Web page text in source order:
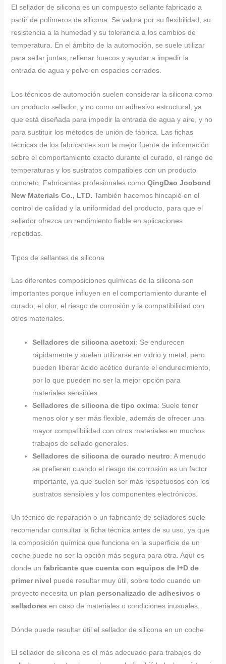
El sellador de silicona es un compuesto sellante fabricado a
partir de polímeros de silicona. Se valora por su flexibilidad, su
resistencia a la humedad y su tolerancia a los cambios de
temperatura. En el ámbito de la automoción, se suele utilizar
para sellar juntas, rellenar huecos y ayudar a impedir la
entrada de agua y polvo en espacios cerrados.
Los técnicos de automoción suelen considerar la silicona como
un producto sellador, y no como un adhesivo estructural, ya
que está diseñada para impedir la entrada de agua y aire, y no
para sustituir los métodos de unión de fábrica. Las fichas
técnicas de los fabricantes son la mejor fuente de información
sobre el comportamiento exacto durante el curado, el rango de
temperaturas y los sustratos compatibles con un producto
concreto. Fabricantes profesionales como QingDao Joobond
New Materials Co., LTD. También hacemos hincapié en el
control de calidad y la uniformidad del producto, para que el
sellador ofrezca un rendimiento fiable en aplicaciones
repetidas.
Tipos de sellantes de silicona
Las diferentes composiciones químicas de la silicona son
importantes porque influyen en el comportamiento durante el
curado, el olor, el riesgo de corrosión y la compatibilidad con
otros materiales.
Selladores de silicona acetoxi: Se endurecen
rápidamente y suelen utilizarse en vidrio y metal, pero
pueden liberar ácido acético durante el endurecimiento,
por lo que pueden no ser la mejor opción para
materiales sensibles.
Selladores de silicona de tipo oxima: Suele tener
menos olor y ser más flexible, además de ofrecer una
mayor compatibilidad con otros materiales en muchos
trabajos de sellado generales.
Selladores de silicona de curado neutro: A menudo
se prefieren cuando el riesgo de corrosión es un factor
importante, ya que suelen ser más respetuosos con los
sustratos sensibles y los componentes electrónicos.
Un técnico de reparación o un fabricante de selladores suele
recomendar consultar la ficha técnica antes de su uso, ya que
la composición química que funciona en la superficie de un
coche puede no ser la opción más segura para otra. Aquí es
donde un fabricante que cuenta con equipos de I+D de
primer nivel puede resultar muy útil, sobre todo cuando un
proyecto necesita un plan personalizado de adhesivos o
selladores en caso de materiales o condiciones inusuales.
Dónde puede resultar útil el sellador de silicona en un coche
El sellador de silicona es el más adecuado para trabajos de